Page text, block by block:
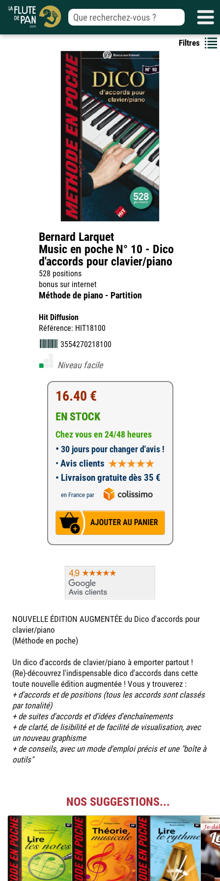
Filtres
Bernard Larquet
Music en poche N° 10 - Dico
d'accords pour clavier/piano
528 positions
bonus sur internet
Méthode de piano - Partition
Hit Diffusion
Référence: HIT18100
3554270218100
Niveau facile
16.40 €
EN STOCK
Chez vous en 24/48 heures
• 30 jours pour changer d'avis !
• Avis clients
• Livraison gratuite dès 35 €
en France par
NOUVELLE ÉDITION AUGMENTÉE du Dico d'accords pour
clavier/piano
(Méthode en poche)
Un dico d'accords de clavier/piano à emporter partout !
(Re)-découvrez l'indispensable dico d'accords dans cette
toute nouvelle édition augmentée ! Vous y trouverez :
+ d'accords et de positions (tous les accords sont classés
par tonalité)
+ de suites d'accords et d'idées d'enchaînements
+ de clarté, de lisibilité et de facilité de visualisation, avec
un nouveau graphisme
+ de conseils, avec un mode d'emploi précis et une "boîte à
outils"
NOS SUGGESTIONS...